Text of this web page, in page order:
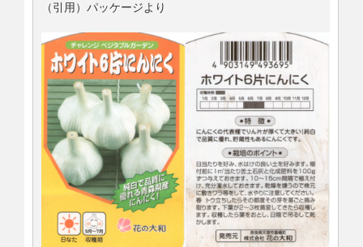
（引用）パッケージより